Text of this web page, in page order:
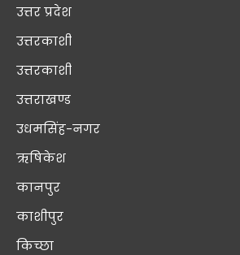
उत्तर प्रदेश
उत्तरकाशी
उत्तरकाशी
उत्तराखण्ड
उधमसिंह-नगर
ऋषिकेश
कानपुर
काशीपुर
किच्छा